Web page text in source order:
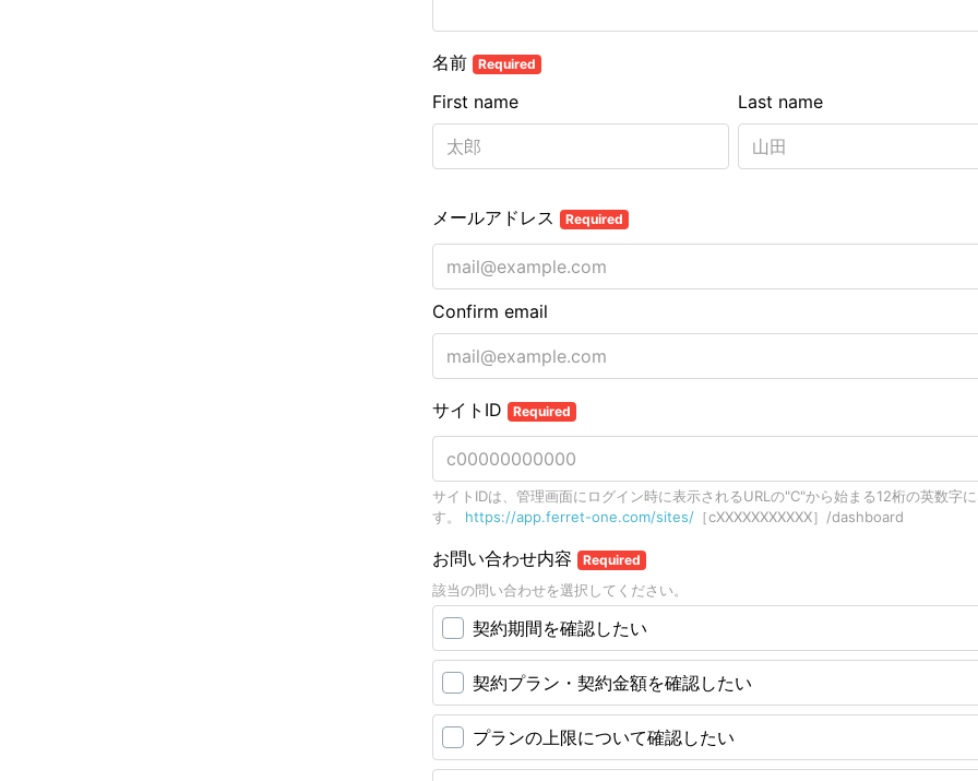
名前 Required
Last name
First name
メールアドレス Required
Confirm email
サイトID Required
サイトIDは、管理画面にログイン時に表示されるURLの"C"から始まる12桁の英数字
す。 https://app.ferret-one.com/sites/ ［cXXXXXXXXXXX］/dashboard
お問い合わせ内容 Required
該当の問い合わせを選択してください。
契約期間を確認したい
契約プラン・契約金額を確認したい
プランの上限について確認したい